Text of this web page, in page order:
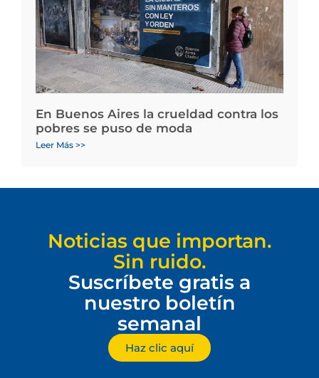
En Buenos Aires la crueldad contra los
pobres se puso de moda
Leer Más >>
Noticias que importan.
Sin ruido.
Suscríbete gratis a
nuestro boletín
semanal
Haz clic aquí